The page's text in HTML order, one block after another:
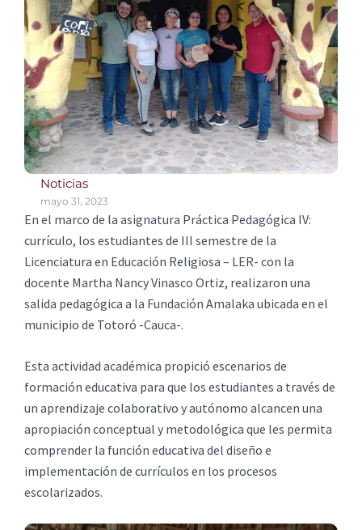
Noticias
mayo 31, 2023
En el marco de la asignatura Práctica Pedagógica IV:
currículo, los estudiantes de III semestre de la
Licenciatura en Educación Religiosa – LER- con la
docente Martha Nancy Vinasco Ortiz, realizaron una
salida pedagógica a la Fundación Amalaka ubicada en el
municipio de Totoró -Cauca-.
Esta actividad académica propició escenarios de
formación educativa para que los estudiantes a través de
un aprendizaje colaborativo y autónomo alcancen una
apropiación conceptual y metodológica que les permita
comprender la función educativa del diseño e
implementación de currículos en los procesos
escolarizados.